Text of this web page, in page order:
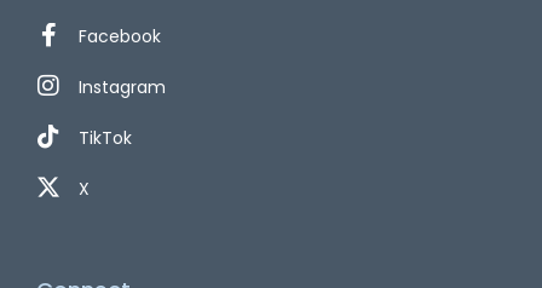
Facebook
Instagram
TikTok
X